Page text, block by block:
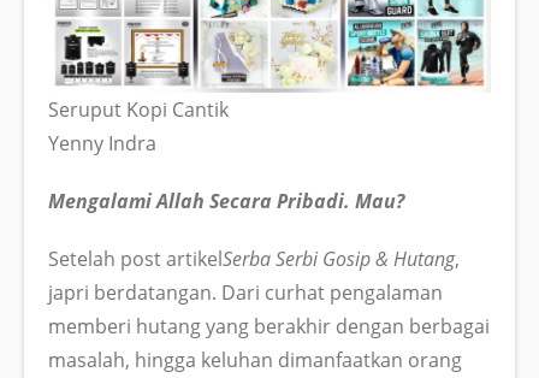
Seruput Kopi Cantik
Yenny Indra
Mengalami Allah Secara Pribadi. Mau?
Setelah post artikelSerba Serbi Gosip & Hutang,
japri berdatangan. Dari curhat pengalaman
memberi hutang yang berakhir dengan berbagai
masalah, hingga keluhan dimanfaatkan orang